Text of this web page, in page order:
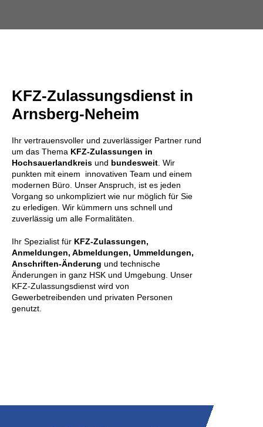
KFZ-Zulassungsdienst in
Arnsberg-Neheim
Ihr vertrauensvoller und zuverlässiger Partner rund
um das Thema KFZ-Zulassungen in
Hochsauerlandkreis und bundesweit . Wir
punkten mit einem innovativen Team und einem
modernen Büro. Unser Anspruch, ist es jeden
Vorgang so unkompliziert wie nur möglich für Sie
zu erledigen. Wir kümmern uns schnell und
zuverlässig um alle Formalitäten.
Ihr Spezialist für KFZ-Zulassungen,
Anmeldungen, Abmeldungen, Ummeldungen,
Anschriften-Änderung und technische
Änderungen in ganz HSK und Umgebung. Unser
KFZ-Zulassungsdienst wird von
Gewerbetreibenden und privaten Personen
genutzt.